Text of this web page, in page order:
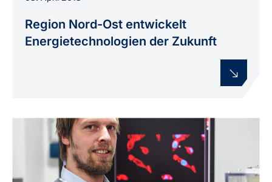
Membranmaterialien im CAMPFIRE-Projekt.
Region Nord-Ost entwickelt
Energietechnologien der Zukunft